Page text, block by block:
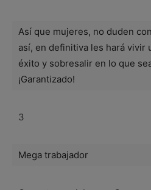
Así que mujeres, no duden
así, en definitiva les hará vivir
éxito y sobresalir en lo que
¡Garantizado!
3
Mega trabajador